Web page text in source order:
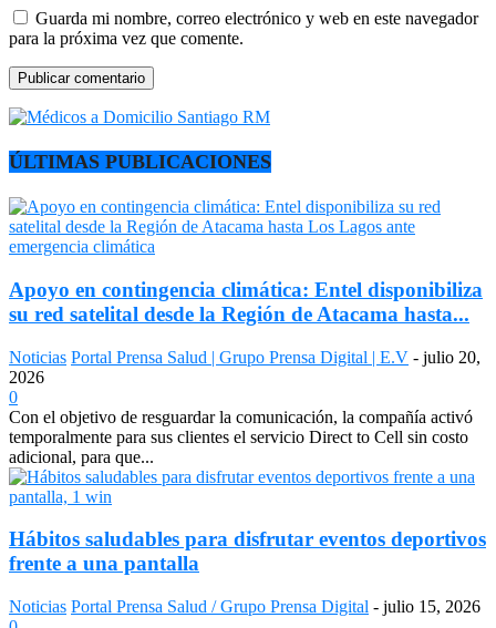
Guarda mi nombre, correo electrónico y web en este navegador
para la próxima vez que comente.
ÚLTIMAS PUBLICACIONES
Apoyo en contingencia climática: Entel disponibiliza
su red satelital desde la Región de Atacama hasta...
Noticias Portal Prensa Salud | Grupo Prensa Digital | E.V - julio 20,
2026
0
Con el objetivo de resguardar la comunicación, la compañía activó
temporalmente para sus clientes el servicio Direct to Cell sin costo
adicional, para que...
Hábitos saludables para disfrutar eventos deportivos
frente a una pantalla
Noticias Portal Prensa Salud / Grupo Prensa Digital - julio 15, 2026